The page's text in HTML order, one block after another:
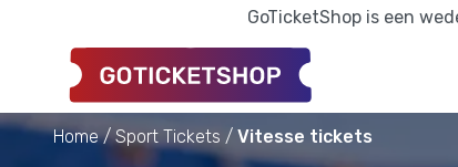
GoTicketShop is een
Home Sport Tickets Vitesse tickets